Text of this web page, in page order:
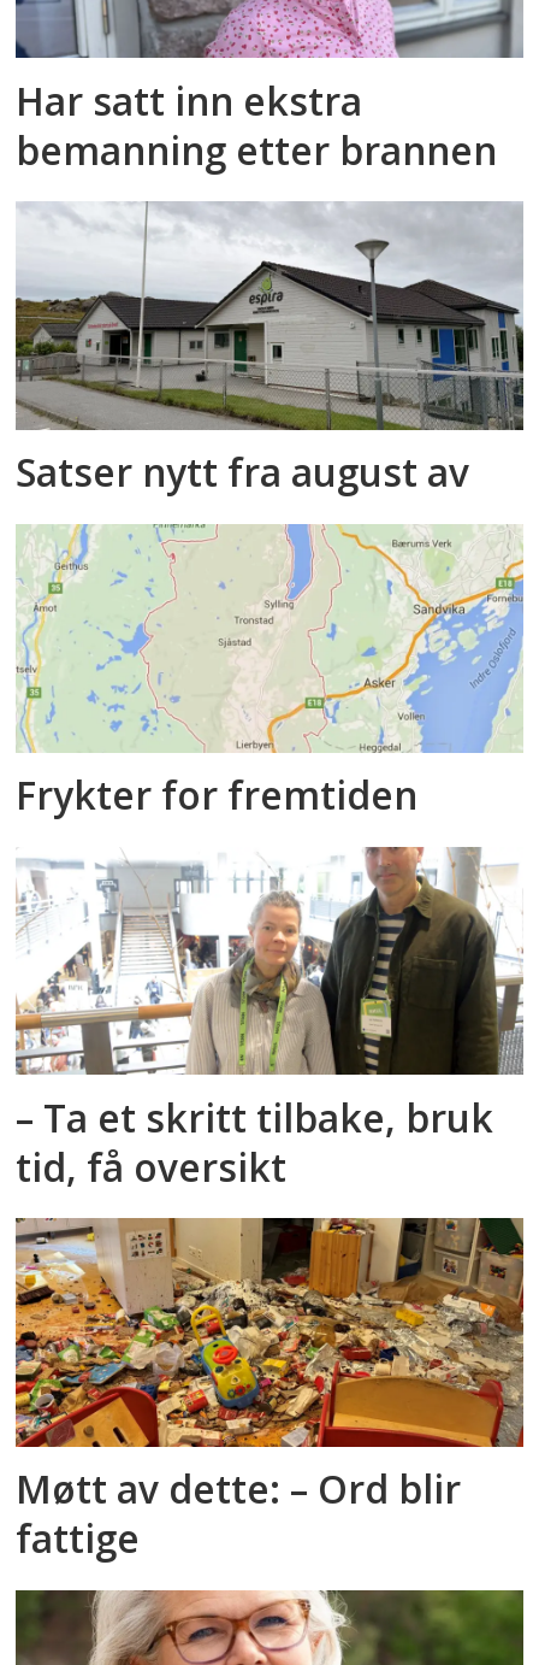
Har satt inn ekstra
bemanning etter brannen
Satser nytt fra august av
Frykter for fremtiden
– Ta et skritt tilbake, bruk
tid, få oversikt
Møtt av dette: – Ord blir
fattige